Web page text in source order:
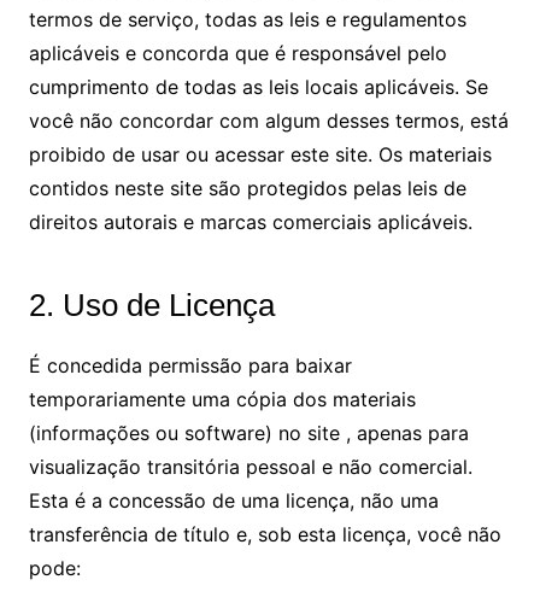
termos de serviço, todas as leis e regulamentos
aplicáveis ​​e concorda que é responsável pelo
cumprimento de todas as leis locais aplicáveis. Se
você não concordar com algum desses termos, está
proibido de usar ou acessar este site. Os materiais
contidos neste site são protegidos pelas leis de
direitos autorais e marcas comerciais aplicáveis.
2. Uso de Licença
É concedida permissão para baixar
temporariamente uma cópia dos materiais
(informações ou software) no site , apenas para
visualização transitória pessoal e não comercial.
Esta é a concessão de uma licença, não uma
transferência de título e, sob esta licença, você não
pode: